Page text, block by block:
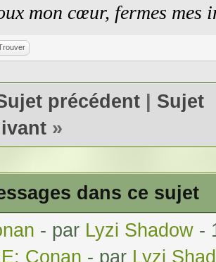
mon cœur, fermes mes
précédent | Sujet
»
dans ce sujet
- par Lyzi Shadow -
Conan - par Lyzi